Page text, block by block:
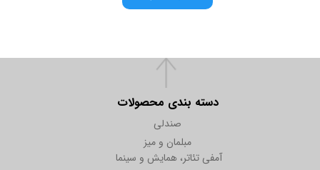
دسته بندی محصولات
صندلی
مبلمان و میز
آمفی تئاتر، همایش و سینما